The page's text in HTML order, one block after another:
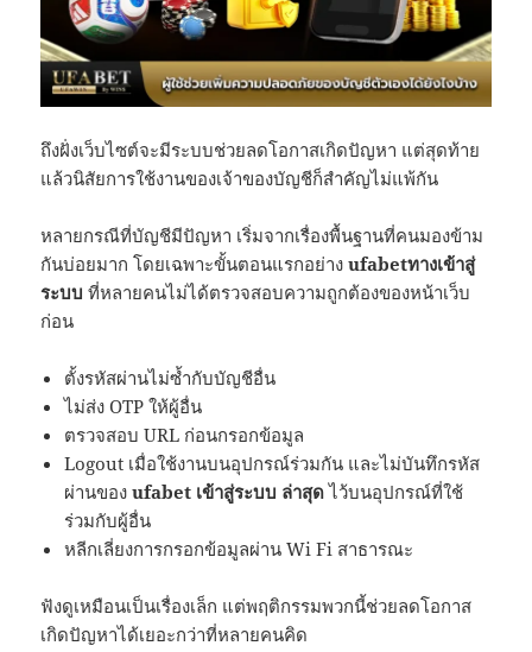
ถึงฝั่งเว็บไซต์จะมีระบบช่วยลดโอกาสเกิดปัญหา แต่สุดท้าย
แล้วนิสัยการใช้งานของเจ้าของบัญชีก็สำคัญไม่แพ้กัน
หลายกรณีที่บัญชีมีปัญหา เริ่มจากเรื่องพื้นฐานที่คนมองข้าม
กันบ่อยมาก โดยเฉพาะขั้นตอนแรกอย่างufabetทางเข้าสู่
ระบบ ที่หลายคนไม่ได้ตรวจสอบความถูกต้องของหน้าเว็บ
ก่อน
ตั้งรหัสผ่านไม่ซ้ำกับบัญชีอื่น
ไม่ส่ง OTP ให้ผู้อื่น
ตรวจสอบ URL ก่อนกรอกข้อมูล
Logout เมื่อใช้งานบนอุปกรณ์ร่วมกัน และไม่บันทึกรหัส
ผ่านของufabet เข้าสู่ระบบ ล่าสุดไว้บนอุปกรณ์ที่ใช้
ร่วมกับผู้อื่น
หลีกเลี่ยงการกรอกข้อมูลผ่าน Wi Fi สาธารณะ
ฟังดูเหมือนเป็นเรื่องเล็ก แต่พฤติกรรมพวกนี้ช่วยลดโอกาส
เกิดปัญหาได้เยอะกว่าที่หลายคนคิด